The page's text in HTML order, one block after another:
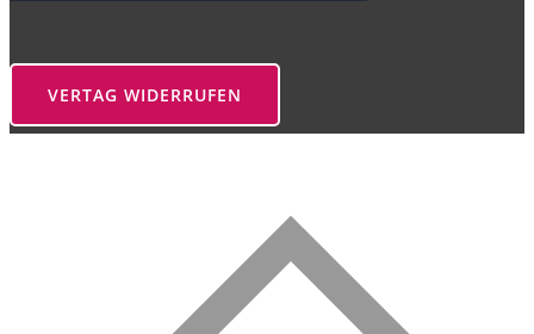
VERTAG WIDERRUFEN